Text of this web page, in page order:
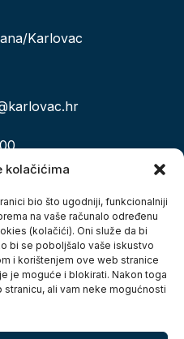
kolačićima
bio što ugodniji, funkcionalniji
na vaše računalo određenu
(kolačići). Oni služe da bi
bi se poboljšalo vaše iskustvo
i korištenjem ove web stranice
je moguće i blokirati. Nakon toga
ali vam neke mogućnosti
Karlovac